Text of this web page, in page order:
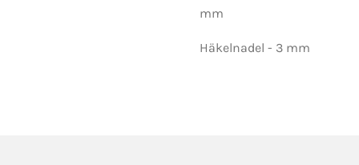
mm
Häkelnadel - 3 mm